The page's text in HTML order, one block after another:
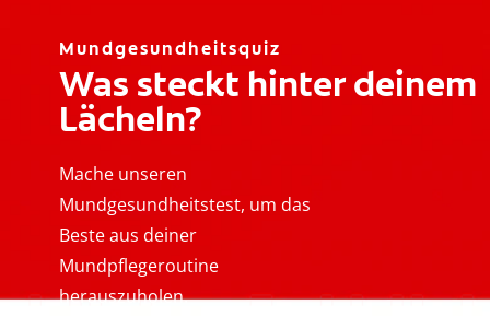
Mundgesundheitsquiz
Was steckt hinter deinem
Lächeln?
Mache unseren
Mundgesundheitstest, um das
Beste aus deiner
Mundpflegeroutine
herauszuholen.